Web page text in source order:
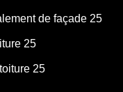
de façade 25
25
25